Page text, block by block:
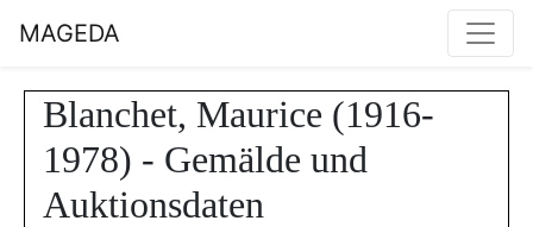
MAGEDA
Blanchet, Maurice (1916-
1978) - Gemälde und
Auktionsdaten